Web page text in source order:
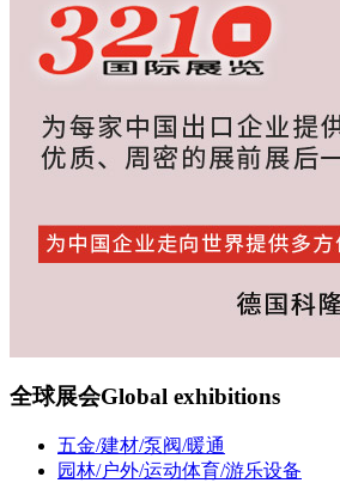
全球展会Global exhibitions
五金/建材/泵阀/暖通
园林/户外/运动体育/游乐设备